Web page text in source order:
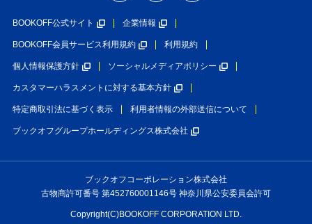
BOOKOFF公式サイト 企業情報
BOOKOFF会員サービス利用規約 利用規約
個人情報保護方針 ソーシャルメディアポリシー
カスタマーハラスメントに対する基本方針
特定商取引法に基づく表示 利用者情報の外部送信について
ブックオフグループホールディングス株式会社
ブックオフコーポレーション株式会社
古物商許可番号 第452760001146号 神奈川県公安委員会許可
Copyright(C)BOOKOFF CORPORATION LTD.